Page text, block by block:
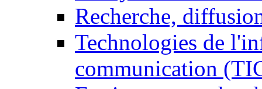
Recherche,
Technologies de
communication